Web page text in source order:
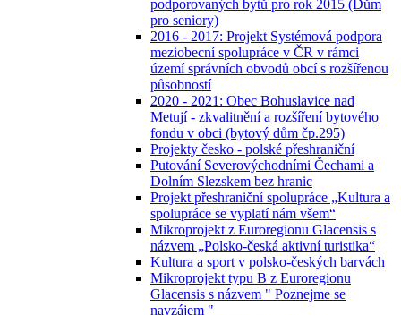
podporovaných bytů pro rok 2015 (Dům
pro seniory)
2016 - 2017: Projekt Systémová podpora
meziobecní spolupráce v ČR v rámci
území správních obvodů obcí s rozšířenou
působností
2020 - 2021: Obec Bohuslavice nad
Metují - zkvalitnění a rozšíření bytového
fondu v obci (bytový dům čp.295)
Projekty česko - polské přeshraniční
Putování Severovýchodními Čechami a
Dolním Slezskem bez hranic
Projekt přeshraniční spolupráce „Kultura a
spolupráce se vyplatí nám všem“
Mikroprojekt z Euroregionu Glacensis s
názvem „Polsko-česká aktivní turistika“
Kultura a sport v polsko-českých barvách
Mikroprojekt typu B z Euroregionu
Glacensis s názvem " Poznejme se
navzájem "